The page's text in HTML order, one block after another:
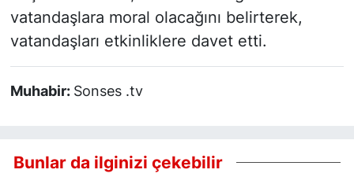
vatandaşlara moral olacağını belirterek,
vatandaşları etkinliklere davet etti.
Muhabir: Sonses .tv
Bunlar da ilginizi çekebilir